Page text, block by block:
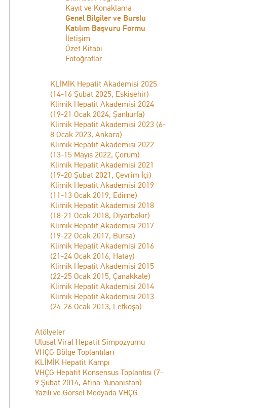
Kayıt ve Konaklama
Genel Bilgiler ve Burslu
Katılım Başvuru Formu
İletişim
Özet Kitabı
Fotoğraflar
KLİMİK Hepatit Akademisi 2025
(14-16 Şubat 2025, Eskişehir)
Klimik Hepatit Akademisi 2024
(19-21 Ocak 2024, Şanlıurfa)
Klimik Hepatit Akademisi 2023 (6-
8 Ocak 2023, Ankara)
Klimik Hepatit Akademisi 2022
(13-15 Mayıs 2022, Çorum)
Klimik Hepatit Akademisi 2021
(19-20 Şubat 2021, Çevrim İçi)
Klimik Hepatit Akademisi 2019
(11-13 Ocak 2019, Edirne)
Klimik Hepatit Akademisi 2018
(18-21 Ocak 2018, Diyarbakır)
Klimik Hepatit Akademisi 2017
(19-22 Ocak 2017, Bursa)
Klimik Hepatit Akademisi 2016
(21-24 Ocak 2016, Hatay)
Klimik Hepatit Akademisi 2015
(22-25 Ocak 2015, Çanakkale)
Klimik Hepatit Akademisi 2014
Klimik Hepatit Akademisi 2013
(24-26 Ocak 2013, Lefkoşa)
Atölyeler
Ulusal Viral Hepatit Simpozyumu
VHÇG Bölge Toplantıları
KLİMİK Hepatit Kampı
VHÇG Hepatit Konsensus Toplantısı (7-
9 Şubat 2014, Atina-Yunanistan)
Yazılı ve Görsel Medyada VHÇG